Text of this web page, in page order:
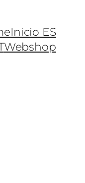
Inicio ES
Webshop